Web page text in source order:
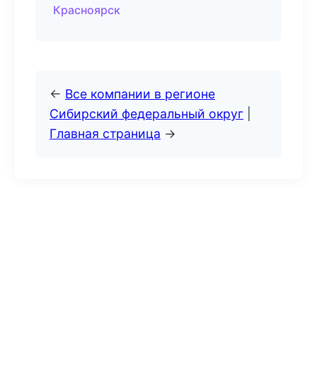
Красноярск
← Все компании в регионе
Сибирский федеральный округ
Главная страница →